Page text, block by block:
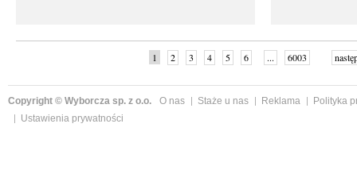
1 2 3 4 5 6 ... 6003
Copyright © Wyborcza sp. z o.o. O nas Staże u nas Reklama
Polityka
Ustawienia prywatności